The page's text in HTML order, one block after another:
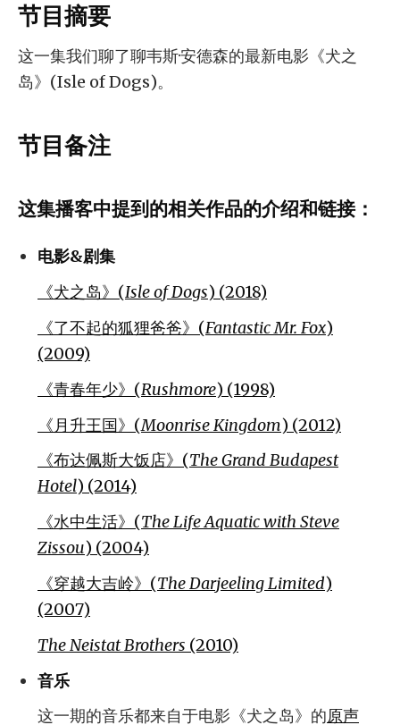
节目摘要
这一集我们聊了聊韦斯·安德森的最新电影《犬之
岛》(Isle of Dogs)。
节目备注
这集播客中提到的相关作品的介绍和链接：
电影&剧集
《犬之岛》(Isle of Dogs) (2018)
《了不起的狐狸爸爸》(Fantastic Mr. Fox)
(2009)
《青春年少》(Rushmore) (1998)
《月升王国》(Moonrise Kingdom) (2012)
《布达佩斯大饭店》(The Grand Budapest
Hotel) (2014)
《水中生活》(The Life Aquatic with Steve
Zissou) (2004)
《穿越大吉岭》(The Darjeeling Limited)
(2007)
The Neistat Brothers (2010)
音乐
这一期的音乐都来自于电影《犬之岛》的原声